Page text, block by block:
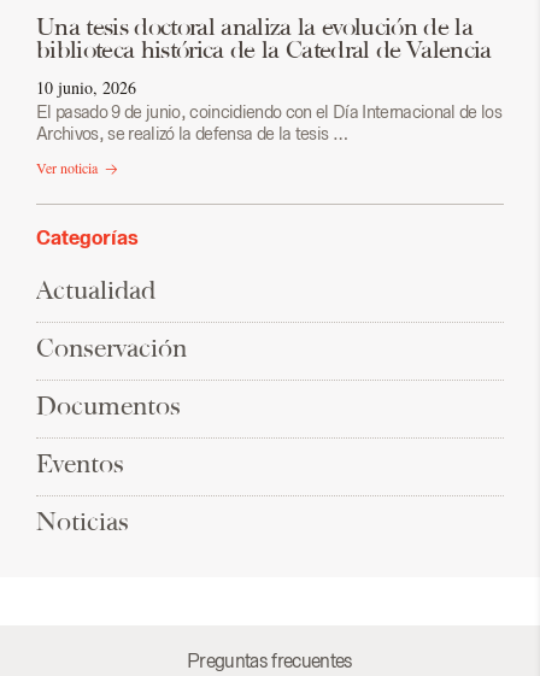
Una tesis doctoral analiza la evolución de la
biblioteca histórica de la Catedral de Valencia
10 junio, 2026
El pasado 9 de junio, coincidiendo con el Día Internacional de los
Archivos, se realizó la defensa de la tesis …
Ver noticia
Categorías
Actualidad
Conservación
Documentos
Eventos
Noticias
Preguntas frecuentes